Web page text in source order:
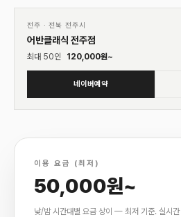
01
전주 ·전북 전주시
어반클래식 전주점
최대 50인 120,000원~
네이버예약
이용 요금 (최저)
50,000원~
낮/밤 시간대별 요금 상이 — 최저 기준. 실시간